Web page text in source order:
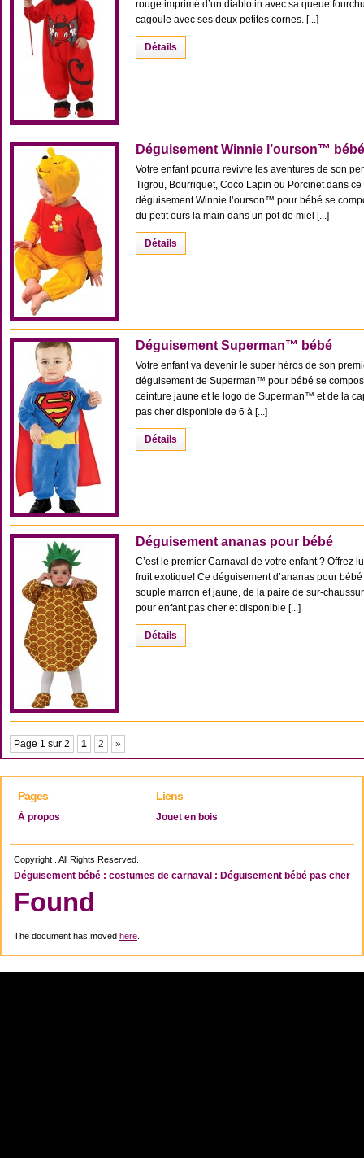
rouge imprimé d’un diablotin avec sa queue
cagoule avec ses deux petites cornes. [...]
Détails
Déguisement Winnie l’ourson™ bébé
Votre enfant pourra revivre les aventures de son
Tigrou, Bourriquet, Coco Lapin ou Porcinet dans
déguisement Winnie l’ourson™ pour bébé se
du petit ours la main dans un pot de miel [...]
Détails
Déguisement Superman™ bébé
Votre enfant va devenir le super héros de son
déguisement de Superman™ pour bébé se
ceinture jaune et le logo de Superman™ et de la
pas cher disponible de 6 à [...]
Détails
Déguisement ananas pour bébé
C’est le premier Carnaval de votre enfant ? Offrez
fruit exotique! Ce déguisement d’ananas pour
souple marron et jaune, de la paire de sur-
pour enfant pas cher et disponible [...]
Détails
Page 1 sur 2 1 2 »
Pages
À propos
Liens
Jouet en bois
Copyright . All Rights Reserved.
Déguisement bébé : costumes de carnaval : Déguisement bébé pas cher
Found
The document has moved here